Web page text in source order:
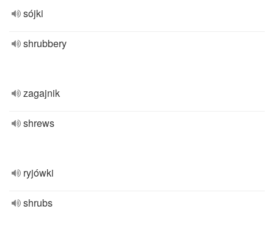
sójki
shrubbery
zagajnik
shrews
ryjówki
shrubs